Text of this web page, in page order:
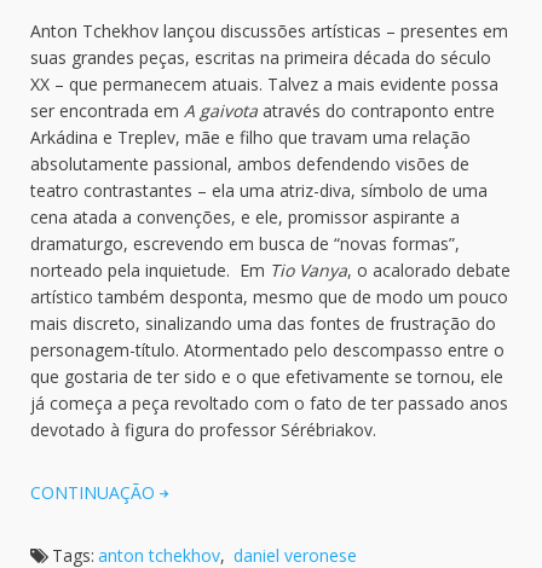
Anton Tchekhov lançou discussões artísticas – presentes em
suas grandes peças, escritas na primeira década do século
XX – que permanecem atuais. Talvez a mais evidente possa
ser encontrada em A gaivota através do contraponto entre
Arkádina e Treplev, mãe e filho que travam uma relação
absolutamente passional, ambos defendendo visões de
teatro contrastantes – ela uma atriz-diva, símbolo de uma
cena atada a convenções, e ele, promissor aspirante a
dramaturgo, escrevendo em busca de “novas formas”,
norteado pela inquietude. Em Tio Vanya, o acalorado debate
artístico também desponta, mesmo que de modo um pouco
mais discreto, sinalizando uma das fontes de frustração do
personagem-título. Atormentado pelo descompasso entre o
que gostaria de ter sido e o que efetivamente se tornou, ele
já começa a peça revoltado com o fato de ter passado anos
devotado à figura do professor Sérébriakov.
CONTINUAÇÃO
Tags: anton tchekhov, daniel veronese